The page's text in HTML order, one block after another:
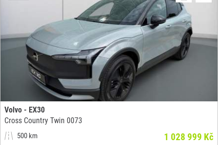
Volvo - EX30
Cross Country Twin 0073
500 km
1 028 999 Kč